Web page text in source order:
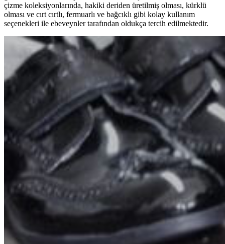
çizme koleksiyonlarında, hakiki deriden üretilmiş olması, kürklü
olması ve cırt cırtlı, fermuarlı ve bağcıklı gibi kolay kullanım
seçenekleri ile ebeveynler tarafından oldukça tercih edilmektedir.